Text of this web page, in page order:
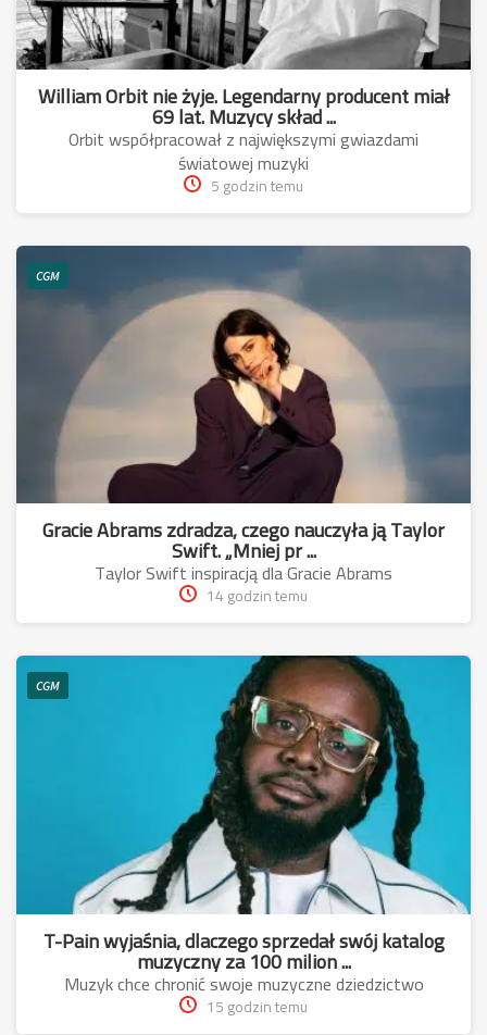
William Orbit nie żyje. Legendarny producent miał
69 lat. Muzycy skład ...
Orbit współpracował z największymi gwiazdami
światowej muzyki
5 godzin temu
CGM
Gracie Abrams zdradza, czego nauczyła ją Taylor
Swift. „Mniej pr ...
Taylor Swift inspiracją dla Gracie Abrams
14 godzin temu
CGM
T-Pain wyjaśnia, dlaczego sprzedał swój katalog
muzyczny za 100 milion ...
Muzyk chce chronić swoje muzyczne dziedzictwo
15 godzin temu